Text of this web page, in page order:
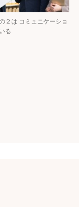
２は コミュニケーショ
る